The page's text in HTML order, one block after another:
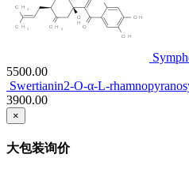
5500.00
Swertianin2-O-α-L-
3900.00
×
大包装询价